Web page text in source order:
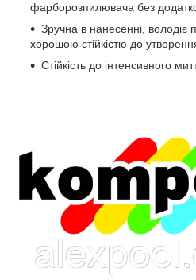
фарборозпилювача без
Зручна в нанесенні, володіє
хорошою стійкістю до
Стійкість до інтенсивного